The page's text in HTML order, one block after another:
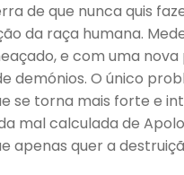
de que nunca quis
da raça humana.
e com uma
demónios. O único
se torna mais forte e
mal calculada de
apenas quer a